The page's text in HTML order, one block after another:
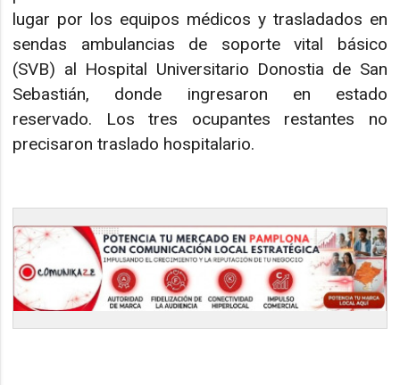
lugar por los equipos médicos y trasladados en
sendas ambulancias de soporte vital básico
(SVB) al Hospital Universitario Donostia de San
Sebastián, donde ingresaron en estado
reservado. Los tres ocupantes restantes no
precisaron traslado hospitalario.